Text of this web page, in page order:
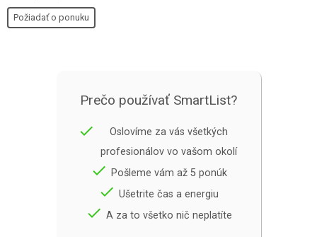
Požiadať o ponuku
Prečo používať SmartList?
done
Oslovíme za vás všetkých
profesionálov vo vašom okolí
done Pošleme vám až 5 ponúk
done Ušetrite čas a energiu
done A za to všetko nič neplatíte